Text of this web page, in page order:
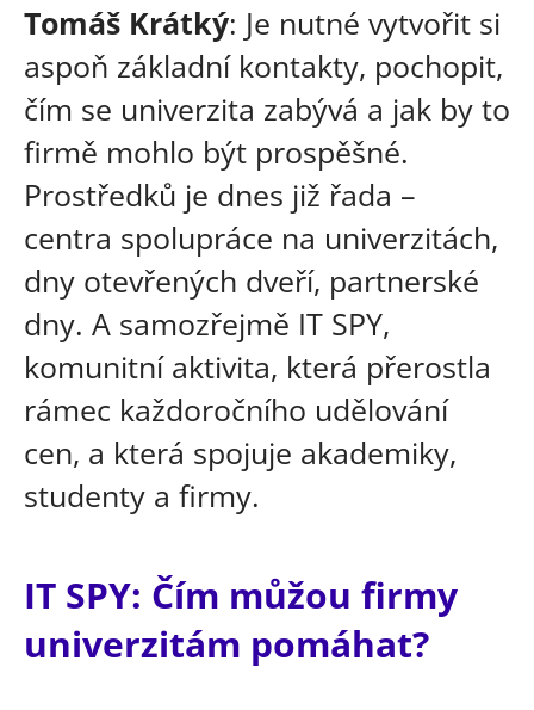
Tomáš Krátký: Je nutné vytvořit si
aspoň základní kontakty, pochopit,
čím se univerzita zabývá a jak by to
firmě mohlo být prospěšné.
Prostředků je dnes již řada –
centra spolupráce na univerzitách,
dny otevřených dveří, partnerské
dny. A samozřejmě IT SPY,
komunitní aktivita, která přerostla
rámec každoročního udělování
cen, a která spojuje akademiky,
studenty a firmy.
IT SPY: Čím můžou firmy
univerzitám pomáhat?